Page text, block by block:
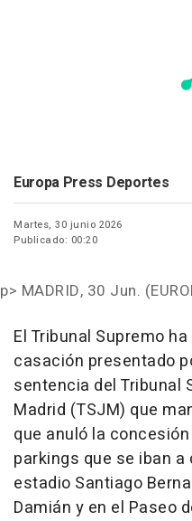
Europa Press Deportes
Martes, 30 junio 2026
Publicado: 00:20
p> MADRID, 30 Jun.
El Tribunal Supremo
casación presentado
sentencia del Tribunal
Madrid (TSJM) que
que anuló la
parkings que se iban
estadio Santiago
Damián y en el Paseo